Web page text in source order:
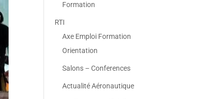
Formation
RTI
Axe Emploi Formation
Orientation
Salons – Conferences
Actualité Aéronautique